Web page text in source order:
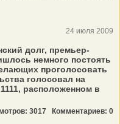
24 июля 2009
долг, премьер-
немного постоять
проголосовать
голосовал на
расположенном в
3017 Комментариев: 0